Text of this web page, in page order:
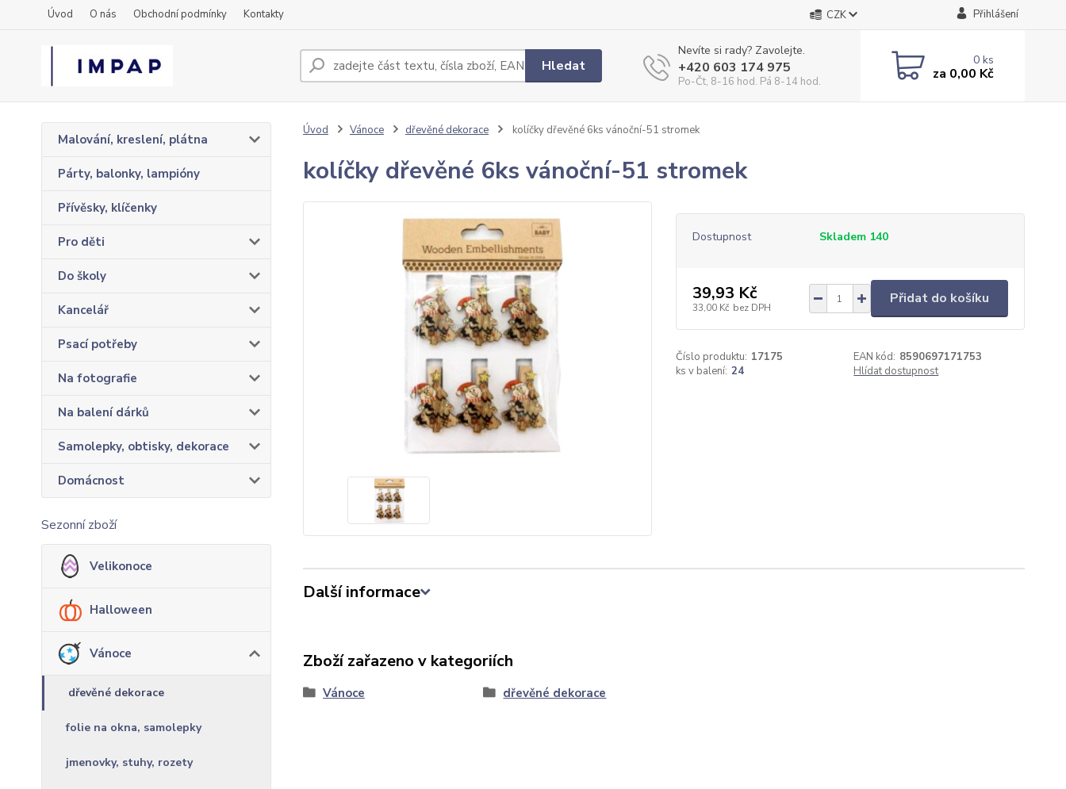
Úvod O nás Obchodní podmínky Kontakty CZK Přihlášení
Hledat
Nevíte si rady? Zavolejte.
+420 603 174 975
Po-Čt, 8-16 hod. Pá 8-14 hod.
0ks
za 0,00 Kč
Malování, kreslení, plátna
Párty, balonky, lampióny
Přívěsky, klíčenky
Pro děti
Do školy
Kancelář
Psací potřeby
Na fotografie
Na balení dárků
Samolepky, obtisky, dekorace
Domácnost
Sezonní zboží
Velikonoce
Halloween
Vánoce
dřevěné dekorace
folie na okna, samolepky
jmenovky, stuhy, rozety
Úvod Vánoce dřevěné dekorace kolíčky dřevěné 6ks vánoční-51 stromek
kolíčky dřevěné 6ks vánoční-51 stromek
Dostupnost Skladem 140
39,93 Kč
33,00 Kč bez DPH
Přidat do košíku
Číslo produktu: 17175 EAN kód: 8590697171753
ks v balení: 24 Hlídat dostupnost
Další informace
Zboží zařazeno v kategoriích
Vánoce dřevěné dekorace